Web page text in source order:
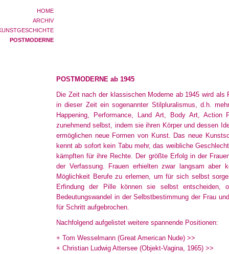
HOME
ARCHIV
POSTMODERNE
POSTMODERNE ab 1945
Die Zeit nach der klassischen Moderne ab 1945 wird
in dieser Zeit ein sogenannter Stilpluralismus, d.h.
Happening, Performance, Land Art, Body Art,
zunehmend selbst, indem sie ihren Körper und dessen
ermöglichen neue Formen von Kunst. Das neue
kennt ab sofort kein Tabu mehr, das weibliche
kämpften für ihre Rechte. Der größte Erfolg in der
der Verfassung. Frauen erhielten zwar langsam
Möglichkeit Berufe zu erlernen, um für sich selbst
Erfindung der Pille können sie selbst
Bedeutungswandel in der Selbstbestimmung der Frau
für Schritt aufgebrochen.
Nachfolgend aufgelistet weitere spannende Positionen:
+ Tom Wesselmann (Great American Nude) >>
+ Christian Ludwig Attersee (Objekt-Vagina, 1965) >>